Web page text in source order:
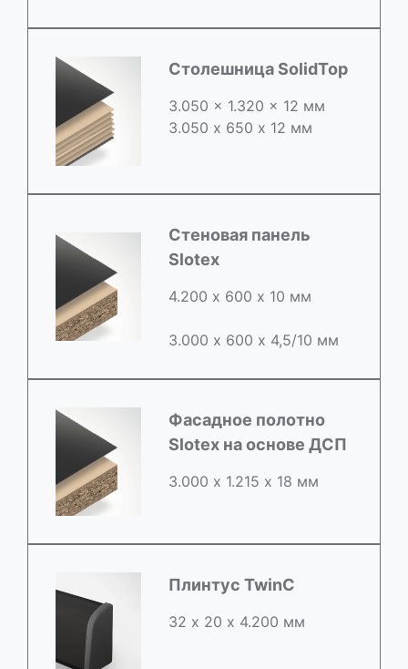
Столешница SolidTop
3.050 x 1.320 x 12 мм
3.050 х 650 х 12 мм
Стеновая панель
Slotex
4.200 х 600 х 10 мм
3.000 х 600 х 4,5/10 мм
Фасадное полотно
Slotex на основе ДСП
3.000 х 1.215 х 18 мм
Плинтус TwinC
32 х 20 х 4.200 мм